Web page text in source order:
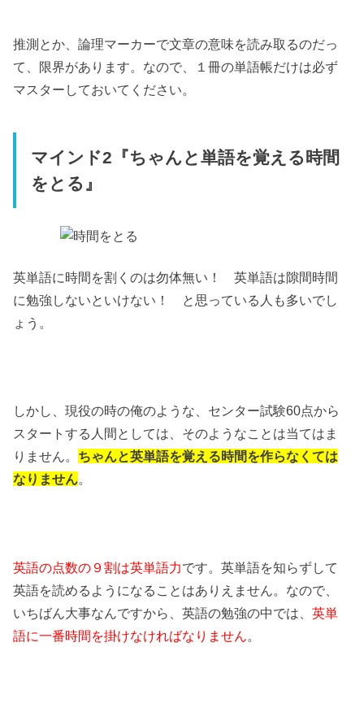
推測とか、論理マーカーで文章の意味を読み取るのだっ
て、限界があります。なので、１冊の単語帳だけは必ず
マスターしておいてください。
マインド2『ちゃんと単語を覚える時間
をとる』
英単語に時間を割くのは勿体無い！ 英単語は隙間時間
に勉強しないといけない！ と思っている人も多いでし
ょう。
しかし、現役の時の俺のような、センター試験60点から
スタートする人間としては、そのようなことは当てはま
りません。 ちゃんと英単語を覚える時間を作らなくては
なりません。
英語の点数の９割は英単語力です。英単語を知らずして
英語を読めるようになることはありえません。なので、
いちばん大事なんですから、英語の勉強の中では、英単
語に一番時間を掛けなければなりません。